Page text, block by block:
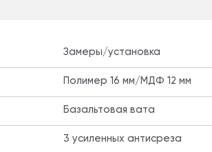
Замеры/установка
Полимер 16 мм/МДФ 12 мм
Базальтовая вата
3 усиленных антисреза